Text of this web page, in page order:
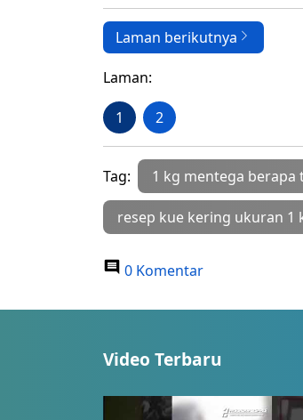
Laman berikutnya
Laman:
1 2
Tag: 1 kg mentega berapa
resep kue kering ukuran 1
0 Komentar
Video Terbaru